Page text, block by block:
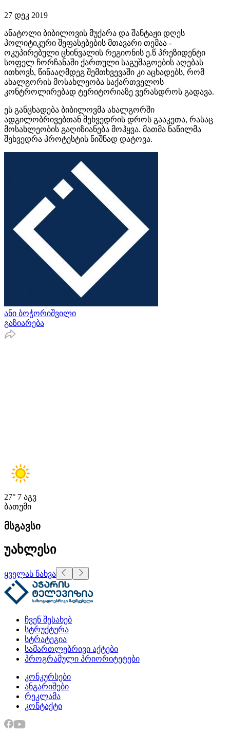
27 დეკ 2019
ანატოლი ბიბილოვის მუქარა და შანტაჟი დღეს
პოლიტიკური შეფასებების მთავარი თემაა -
ოკუპირებული ცხინვალის რეგიონის ე.წ პრეზიდენტი
სოფელ ჩორჩანაში ქართული საგუშაგოების აღებას
ითხოვს, წინააღმდეგ შემთხვევაში კი აცხადებს, რომ
ახალგორის მოსახლეობა საქართველოს
კონტროლირებად ტერიტორიაზე ვერასდროს გადავა.
ეს განცხადება ბიბილოვმა ახალგორში
ადგილობრივებთან შეხვედრის დროს გააკეთა, რასაც
მოსახლეობის გაღიზიანება მოჰყვა. მათმა ნაწილმა
შეხვედრა პროტესტის ნიშნად დატოვა.
ანი ბოჭორიშვილი
გაზიარება
27° 7 აგვ
ბათუმი
მსგავსი
უახლესი
ყველას ნახვა
ჩვენ შესახებ
სტრუქტურა
სტრატეგია
სამართლებრივი აქტები
პროგრამული პრიორიტეტები
კონკურსები
ანგარიშები
რეკლამა
კონტაქტი